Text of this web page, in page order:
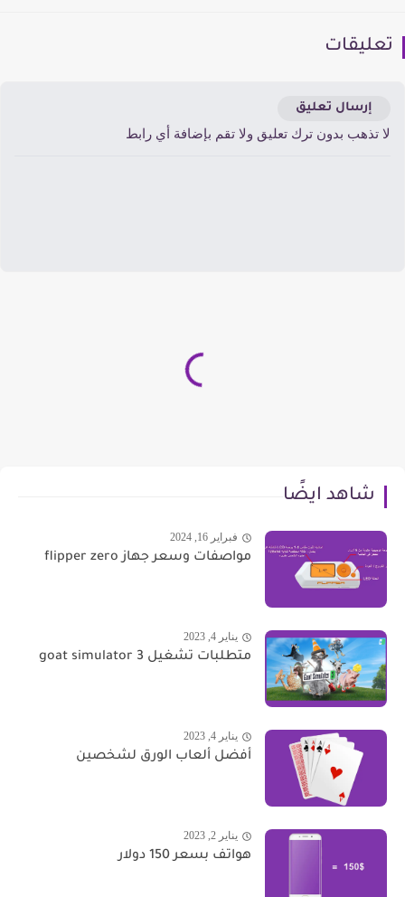
إرسال تعليق
تذهب بدون ترك تعليق ولا تقم بإضافة أي رابط
شاهد ايضًا
فبراير 16, 2024
مواصفات وسعر جهاز flipper zero
يناير 4, 2023
متطلبات تشغيل goat simulator 3
يناير 4, 2023
أفضل ألعاب الورق لشخصين
يناير 2, 2023
هواتف بسعر 150 دولار